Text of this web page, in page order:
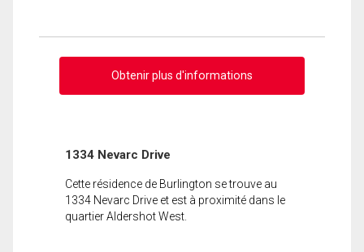
Obtenir plus d'informations
1334 Nevarc Drive
Cette résidence de Burlington se trouve au
1334 Nevarc Drive et est à proximité dans le
quartier Aldershot West.